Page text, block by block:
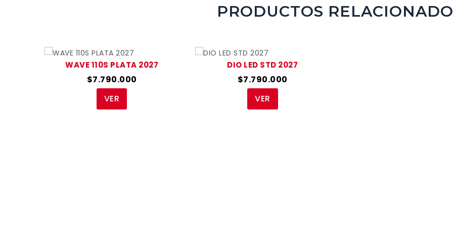
PRODUCTOS
WAVE 110S PLATA 2027
$7.790.000
VER
DIO LED STD 2027
$7.790.000
VER